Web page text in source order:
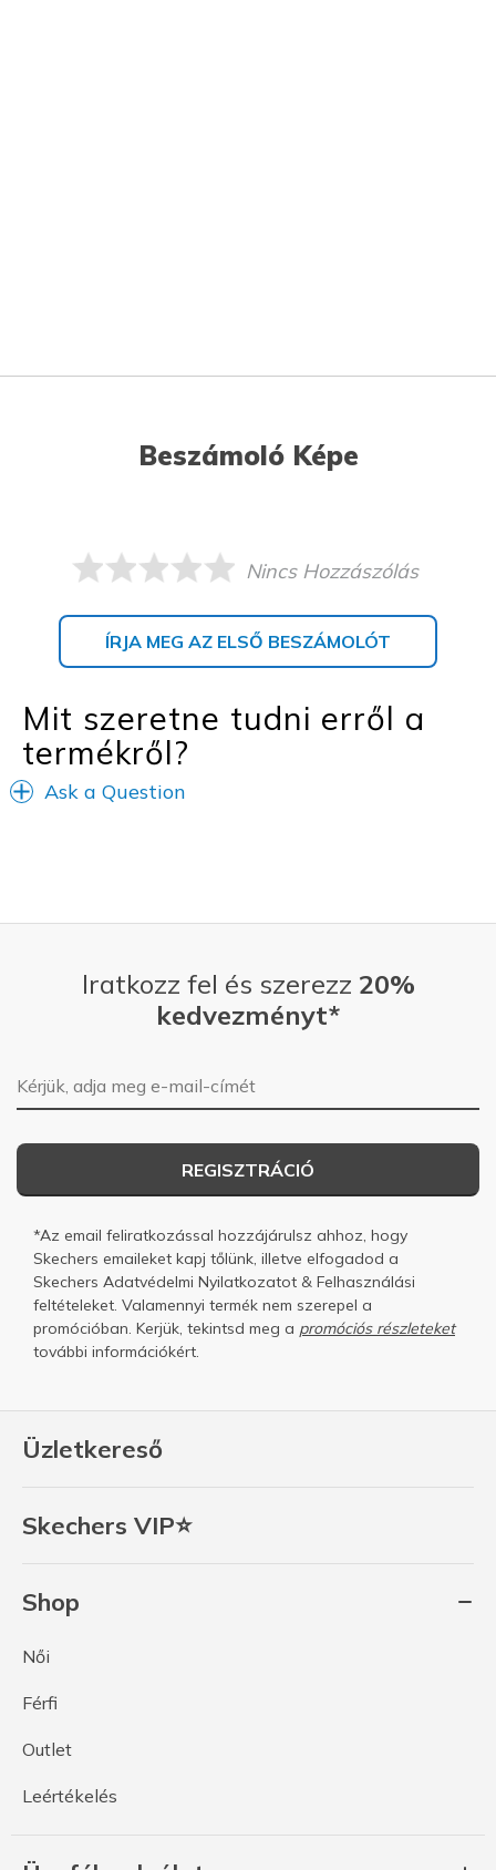
Beszámoló Képe
Nincs Hozzászólás
ÍRJA MEG AZ ELSŐ BESZÁMOLÓT
Mit szeretne tudni erről a
termékről?
Ask a Question
Üzletkereső
Skechers VIP⭐
Shop
Női
Férfi
Outlet
Leértékelés
Iratkozz fel és szerezz 20%
kedvezményt*
E-mail-cím
REGISZTRÁCIÓ
*Az email feliratkozással hozzájárulsz ahhoz, hogy
Skechers emaileket kapj tőlünk, illetve elfogadod a
Skechers Adatvédelmi Nyilatkozatot & Felhasználási
feltételeket. Valamennyi termék nem szerepel a
promócióban. Kerjük, tekintsd meg a promóciós részleteket
további információkért.